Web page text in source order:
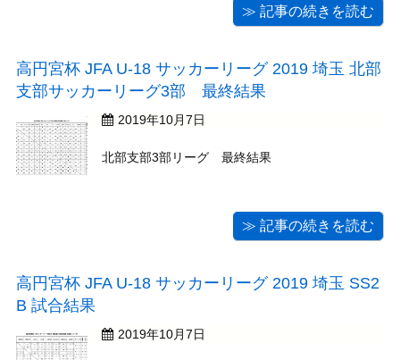
≫ 記事の続きを読む
高円宮杯 JFA U-18 サッカーリーグ 2019 埼玉 北部
支部サッカーリーグ3部 最終結果
2019年10月7日
北部支部3部リーグ 最終結果
≫ 記事の続きを読む
高円宮杯 JFA U-18 サッカーリーグ 2019 埼玉 SS2
B 試合結果
2019年10月7日